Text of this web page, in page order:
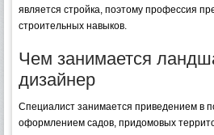
является стройка, поэтому профессия
строительных навыков.
Чем занимается
дизайнер
Специалист занимается приведением в
оформлением садов, придомовых